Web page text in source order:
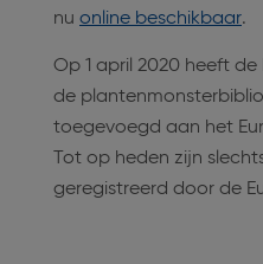
nu online beschikbaar.
Op 1 april 2020 heeft de
de
toegevoegd aan het
Tot op heden zijn
geregistreerd door de